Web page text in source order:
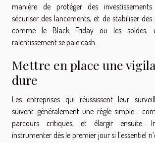
manière de protéger des
sécuriser des lancements, et de stabiliser des
comme le Black Friday ou les soldes,
ralentissement se paie cash.
Mettre en place une
dure
Les entreprises qui réussissent leur
suivent généralement une règle simple :
parcours critiques, et élargir ensuite.
instrumenter dès le premier jour si l’essentiel